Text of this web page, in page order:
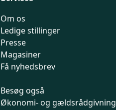
Om os
Ledige stillinger
Presse
Magasiner
Få nyhedsbrev
Besøg også
Økonomi- og gældsrådgivning